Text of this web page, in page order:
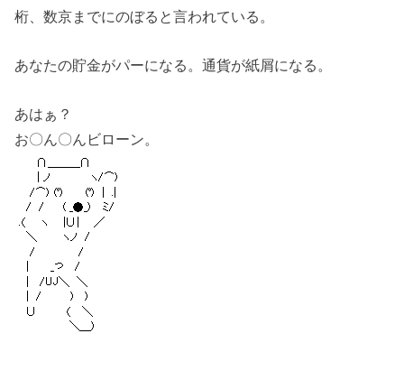
桁、数京までにのぼると言われている。
あなたの貯金がパーになる。通貨が紙屑になる。
あはぁ？
お〇ん〇んビローン。